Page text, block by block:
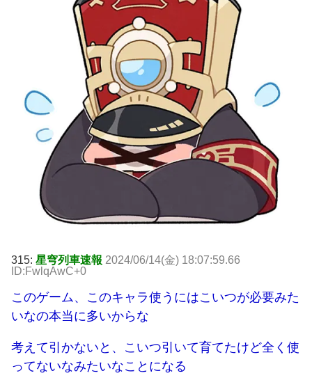
315: 星穹列車速報 2024/06/14(金) 18:07:59.66
ID:FwlqAwC+0
このゲーム、このキャラ使うにはこいつが必要みた
いなの本当に多いからな
考えて引かないと、こいつ引いて育てたけど全く使
ってないなみたいなことになる